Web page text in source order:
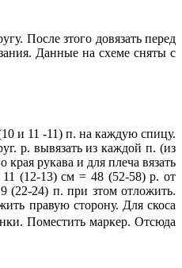
После зтого довязать перед
Данные на схеме сняты с
и 11 -11) п. на каждую спицу.
р. вывязать из каждой п. (из
рукава и для плеча вязать
(12-13) см = 48 (52-58) р. от
(22-24) п. при зтом отложить.
правую сторону. Для скоса
Поместить маркер. Отсюда